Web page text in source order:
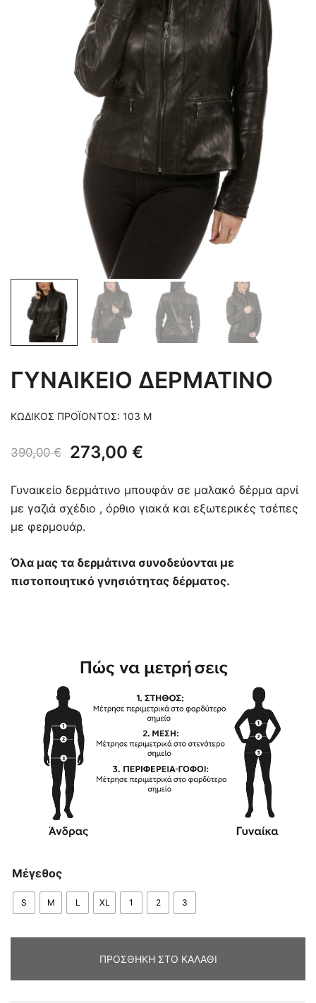
ΓΥΝΑΙΚΕΙΟ ΔΕΡΜΑΤΙΝΟ
ΚΩΔΙΚΌΣ ΠΡΟΪΌΝΤΟΣ: 103 M
390,00€
Original
price
was:
390,00 €.
273,00 €
τρέχουσα
τιμή
273,00 €.
Γυναικείο δερμάτινο μπουφάν σε μαλακό δέρμα αρνί
με γαζιά σχέδιο , όρθιο γιακά και εξωτερικές τσέπες
με φερμουάρ.
Όλα μας τα δερμάτινα συνοδεύονται με
πιστοποιητικό γνησιότητας δέρματος.
Μέγεθος
S M L XL 1 2 3
ΠΡΟΣΘΉΚΗ ΣΤΟ ΚΑΛΆΘΙ